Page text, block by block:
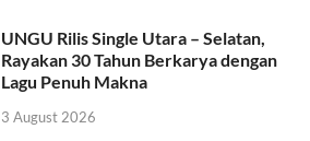
UNGU Rilis Single Utara – Selatan,
Rayakan 30 Tahun Berkarya dengan
Lagu Penuh Makna
3 August 2026